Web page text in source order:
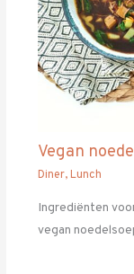
Vegan
Diner,Lunch
Ingrediënten
vegan